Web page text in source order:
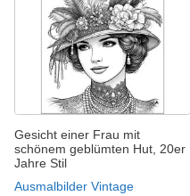
Gesicht einer Frau mit
schönem geblümten Hut, 20er
Jahre Stil
Ausmalbilder Vintage